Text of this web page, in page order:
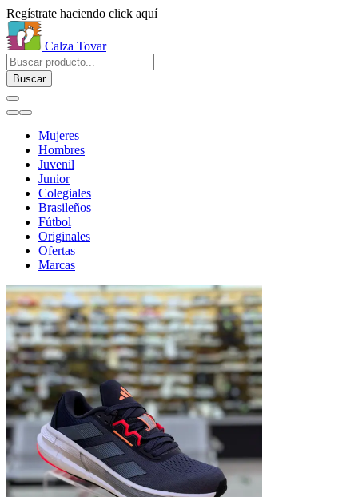
Regístrate haciendo click aquí
Calza Tovar
Buscar
Mujeres
Hombres
Juvenil
Junior
Colegiales
Brasileños
Fútbol
Originales
Ofertas
Marcas